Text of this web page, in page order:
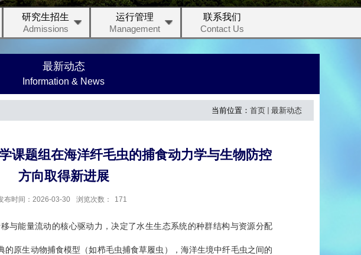
研究生招生
Admissions
运行管理
Management
联系我们
Contact Us
最新动态
Information & News
当前位置： 首页 最新动态
课题组在海洋纤毛虫的捕食动力学与生物防控
方向取得新进展
布时间：2026-03-30 浏览次数： 171
与能量流动的核心驱动力，决定了水生生态系统的种群结构与资源分配
的原生动物捕食模型（如栉毛虫捕食草履虫），海洋生境中纤毛虫之间的